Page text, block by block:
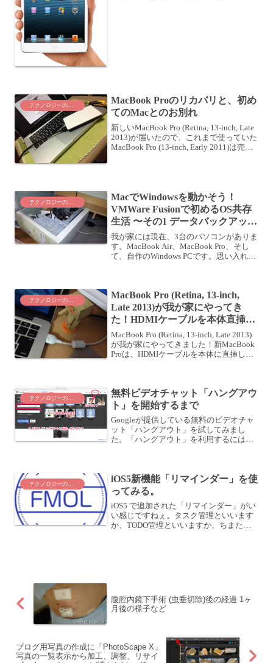
テクノロジーのこと
MacBook Proのリカバリと、初め
てのMacとのお別れ
新しいMacBook Pro (Retina, 13-inch, Late
2013)が届いたので、これまで使っていた
MacBook Pro (13-inch, Early 2011)は売却
テクノロジーのこと
MacでWindowsを動かそう！
VMWare Fusionで初めるOS共存
生活 〜その1 データバックアップ
編〜
我が家には現在、3台のパソコンがありま
す。MacBook Air、MacBook Pro、そし
て、自作のWindows PCです。思い入れの
テクノロジーのこと
MacBook Pro (Retina, 13-inch,
Late 2013)が我が家にやってき
た！HDMIケーブルを本体直挿し
できるのが地味に便利！
MacBook Pro (Retina, 13-inch, Late 2013)
が我が家にやってきました！新MacBook
Proは、HDMIケーブルを本体に直挿しで
テクノロジーのこと
無料ビデオチャット「ハングアウ
ト」を開始するまで
Googleが提供している無料のビデオチャ
ット「ハングアウト」を試してみまし
た。「ハングアウト」を利用するには、
い。・無料ビデオチャッ...
iOS5新機能「リマインダー」を使
ってみる。
iOS5 で追加された「リマインダー」がい
い感じですねぇ。タスク管理といいます
か、TODO管理といいますか、ちまたで
腹腔内鏡下手術 (虫垂切除)後の経過 1ヶ
月後の様子など
ブログ用写真の作成に「PhotoScape X」
写真の一覧表示から加工、調整、リサイ